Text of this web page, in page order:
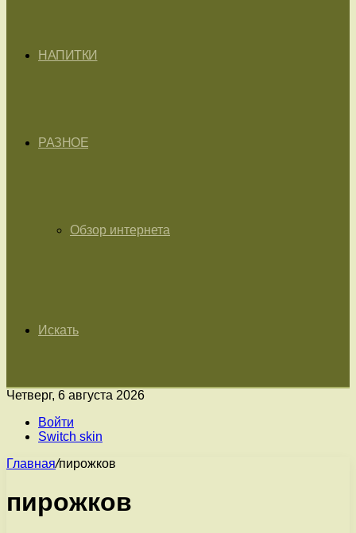
НАПИТКИ
РАЗНОЕ
Обзор интернета
Искать
Четверг, 6 августа 2026
Войти
Switch skin
Главная/пирожков
пирожков